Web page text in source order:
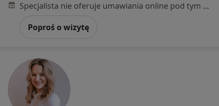
Specjalista nie oferuje umawiania online pod tym adresem.
Poproś o wizytę